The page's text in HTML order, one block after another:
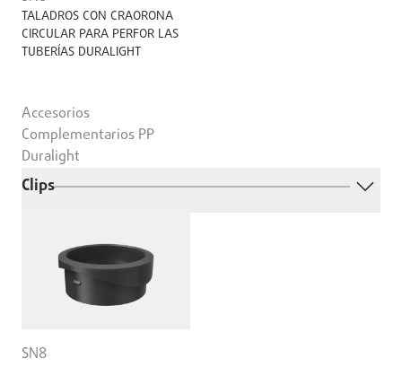
TALADROS CON CRAORONA
CIRCULAR PARA PERFOR LAS
TUBERÍAS DURALIGHT
Accesorios
Complementarios PP
Duralight
Clips
SN8